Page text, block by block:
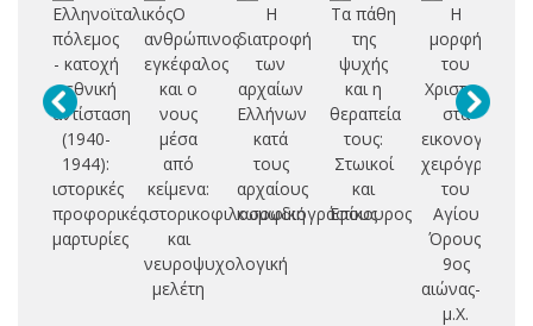
Ελληνοϊταλικός
πόλεμος
- κατοχή
- εθνική
αντίσταση
(1940-
1944):
ιστορικές
προφορικές
μαρτυρίες
Ο
ανθρώπινος
εγκέφαλος
και ο
νους
μέσα
από
κείμενα:
ιστορικοφιλοσοφική
και
νευροψυχολογική
μελέτη
Η
διατροφή
των
αρχαίων
Ελλήνων
κατά
τους
αρχαίους
κωμωδιογράφους
Τα πάθη
της
ψυχής
και η
θεραπεία
τους:
Στωικοί
και
Επίκουρος
Η
μορφή
του
Χριστού
στα
χειρόγραφα
του
Αγίου
Όρους:
9ος
αιώνας-1204
μ.Χ.